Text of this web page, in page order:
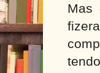
Mas